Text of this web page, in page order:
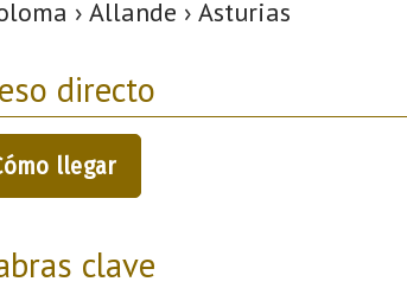
› Allande › Asturias
directo
llegar
clave